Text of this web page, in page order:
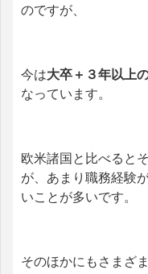
のですが、
今は大卒＋３年以上
なっています。
欧米諸国と比べると
が、あまり職務経験
いことが多いです。
そのほかにもさまざ